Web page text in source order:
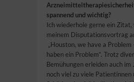
spannend und wichtig?
Ich wiederhole gerne ein Zitat,
meinem Disputationsvortrag
„Houston, we have a
haben ein Problem“. Trotz
Bemühungen erleiden auch im
noch viel zu viele Patientinnen